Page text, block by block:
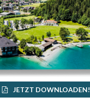
JETZT DOWNLOADEN!